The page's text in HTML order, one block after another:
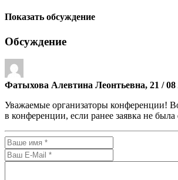
Показать обсуждение
Обсуждение
Фатыхова Алевтина Леонтьевна, 21 / 08
Уважаемые организаторы конференции!
в конференции, если ранее заявка не была